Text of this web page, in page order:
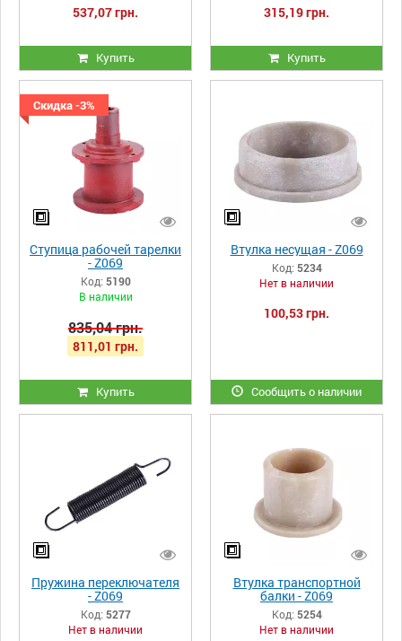
537,07 грн.
Купить
315,19 грн.
Купить
Скидка -3%
Ступица рабочей тарелки
- Z069
Код: 5190
В наличии
835,04 грн.
811,01 грн.
Купить
Втулка несущая - Z069
Код: 5234
Нет в наличии
100,53 грн.
Сообщить о наличии
Пружина переключателя
- Z069
Код: 5277
Нет в наличии
Втулка транспортной
балки - Z069
Код: 5254
Нет в наличии